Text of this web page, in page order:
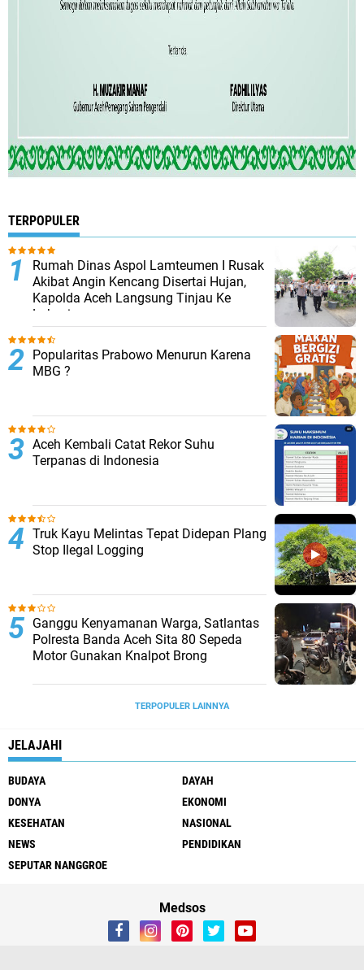
TERPOPULER
Rumah Dinas Aspol Lamteumen I Rusak
Akibat Angin Kencang Disertai Hujan,
Kapolda Aceh Langsung Tinjau Ke
Lokasi
Popularitas Prabowo Menurun Karena
MBG ?
Aceh Kembali Catat Rekor Suhu
Terpanas di Indonesia
Truk Kayu Melintas Tepat Didepan Plang
Stop Ilegal Logging
Ganggu Kenyamanan Warga, Satlantas
Polresta Banda Aceh Sita 80 Sepeda
Motor Gunakan Knalpot Brong
TERPOPULER LAINNYA
JELAJAHI
BUDAYA
DAYAH
DONYA
EKONOMI
KESEHATAN
NASIONAL
NEWS
PENDIDIKAN
SEPUTAR NANGGROE
Medsos